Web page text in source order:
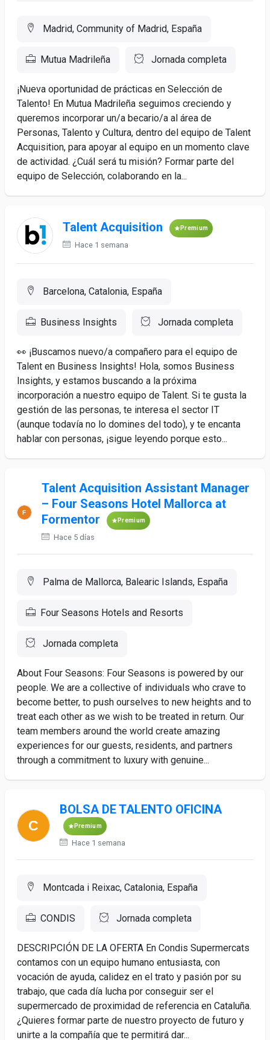
Madrid, Community of Madrid, España
Mutua Madrileña Jornada completa
¡Nueva oportunidad de prácticas en Selección de
Talento! En Mutua Madrileña seguimos creciendo y
queremos incorporar un/a becario/a al área de
Personas, Talento y Cultura, dentro del equipo de Talent
Acquisition, para apoyar al equipo en un momento clave
de actividad. ¿Cuál será tu misión? Formar parte del
equipo de Selección, colaborando en la...
Talent Acquisition Premium
Hace 1 semana
Barcelona, Catalonia, España
Business Insights Jornada completa
👀 ¡Buscamos nuevo/a compañero para el equipo de
Talent en Business Insights! Hola, somos Business
Insights, y estamos buscando a la próxima
incorporación a nuestro equipo de Talent. Si te gusta la
gestión de las personas, te interesa el sector IT
(aunque todavía no lo domines del todo), y te encanta
hablar con personas, ¡sigue leyendo porque esto...
Talent Acquisition Assistant Manager
– Four Seasons Hotel Mallorca at
Formentor
Premium
Hace 5 días
Palma de Mallorca, Balearic Islands, España
Four Seasons Hotels and Resorts
Jornada completa
About Four Seasons: Four Seasons is powered by our
people. We are a collective of individuals who crave to
become better, to push ourselves to new heights and to
treat each other as we wish to be treated in return. Our
team members around the world create amazing
experiences for our guests, residents, and partners
through a commitment to luxury with genuine...
BOLSA DE TALENTO OFICINA
Premium
Hace 1 semana
Montcada i Reixac, Catalonia, España
CONDIS Jornada completa
DESCRIPCIÓN DE LA OFERTA En Condis Supermercats
contamos con un equipo humano entusiasta, con
vocación de ayuda, calidez en el trato y pasión por su
trabajo, que cada día lucha por conseguir ser el
supermercado de proximidad de referencia en Cataluña.
¿Quieres formar parte de nuestro proyecto de futuro y
unirte a la compañía que te permitirá dar...